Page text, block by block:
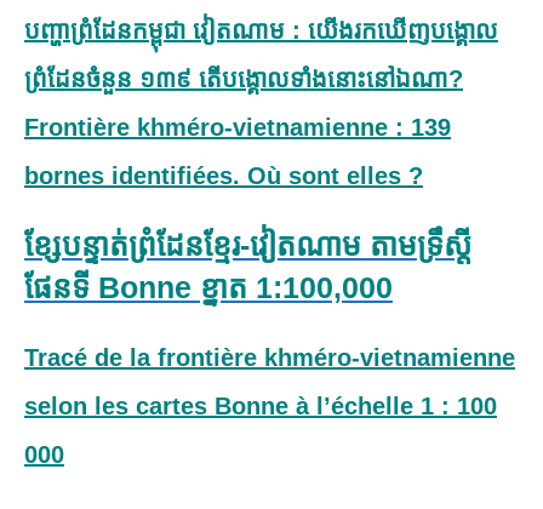
បញ្ហាព្រំដែនកម្ពុជា វៀតណាម : យើងរកឃើញបង្គោល
ព្រំដែនចំនួន ១៣៩ តើបង្គោលទាំងនោះនៅឯណា?
Frontière khméro-vietnamienne : 139
bornes identifiées. Où sont elles ?
ខ្សែបន្ទាត់ព្រំដែនខ្មែរ-វៀតណាម តាមទ្រឹស្តី
ផែនទី Bonne ខ្នាត 1:100,000
Tracé de la frontière khméro-vietnamienne
selon les cartes Bonne à l’échelle 1 : 100
000